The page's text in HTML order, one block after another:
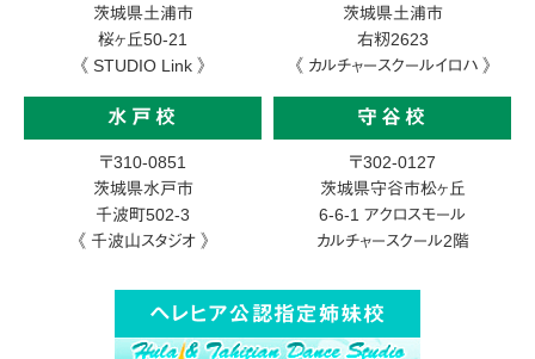
茨城県土浦市
桜ヶ丘50-21
《 STUDIO Link 》
茨城県土浦市
右籾2623
《 カルチャースクールイロハ 》
水戸校
〒310-0851
茨城県水戸市
千波町502-3
《 千波山スタジオ 》
守谷校
〒302-0127
茨城県守谷市松ヶ丘
6-6-1 アクロスモール
カルチャースクール2階